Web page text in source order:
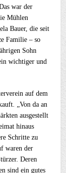
war der
Mühlen
Bauer, die seit
Familie – so
Sohn
wichtiger und
auf dem
„Von da an
ausgestellt
hinaus
Schritte zu
waren der
Deren
sind ein gutes